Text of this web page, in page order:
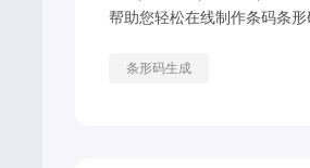
帮助您轻松在线制作条码条形
条形码生成